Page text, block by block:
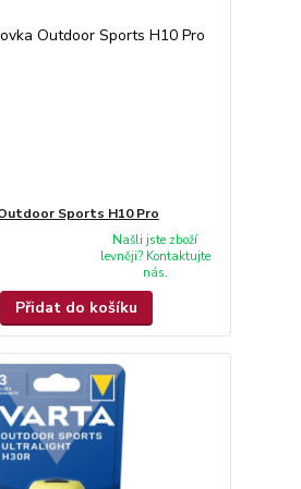
Sports H10 Pro
Našli jste zboží
levněji? Kontaktujte
nás.
Přidat do košíku